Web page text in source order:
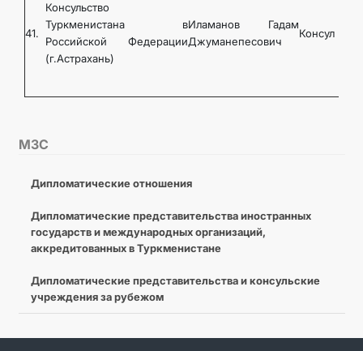
МЗС
Дипломатические отношения
Дипломатические представительства иностранных
государств и международных организаций,
аккредитованных в Туркменистане
Дипломатические представительства и консульские
учреждения за рубежом
41.
Консульство
Туркменистана в
Российской Федерации
(г.Астрахань)
Иламанов Гадам
Джуманепесович
Консул